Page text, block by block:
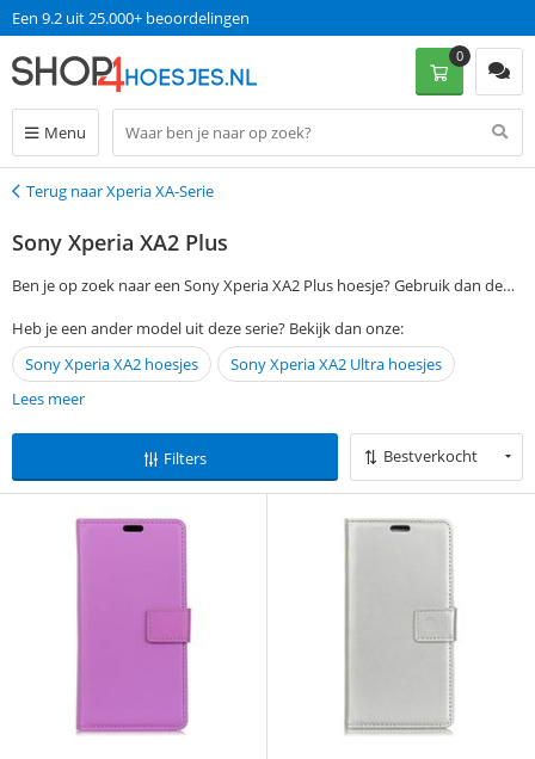
Een 9.2 uit 25.000+ beoordelingen
Menu
0
Terug
Terug naar Xperia XA-Serie
Sony Xperia XA2 Plus
Ben je op zoek naar een Sony Xperia XA2 Plus hoesje? Gebruik dan de
favoriete hoesje of case te vinden. Bestel vervolgens op werkdagen voor
13:00 en ontvang jouw Sony Xperia XA2 Plus hoesje de volgende dag al
thuis. Zonder verzendkosten!
Heb je een ander model uit deze serie? Bekijk dan onze:
Sony Xperia XA2 hoesjes
Sony Xperia XA2 Ultra hoesjes
Lees meer
Filters Bestverkocht